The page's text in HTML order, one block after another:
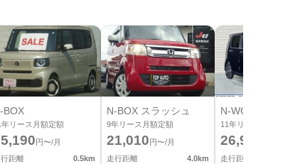
BOX
年リース月額定額
円〜/月
行距離
0.5km
N-BOX スラッシュ
9年リース月額定額
21,010 円〜/月
走行距離
4.0km
N-WGN カスタム
11年リース月額定額
26,950
走行距離